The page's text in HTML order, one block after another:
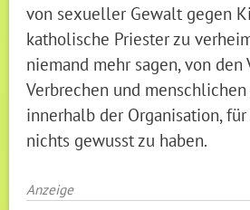
von sexueller Gewalt gegen
katholische Priester zu
niemand mehr sagen, von den
Verbrechen und
innerhalb der Organisation,
nichts gewusst zu haben.
Anzeige